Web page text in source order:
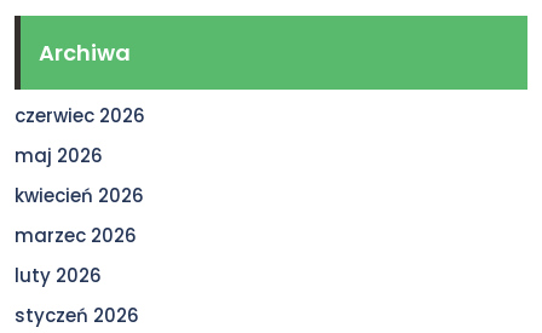
Archiwa
czerwiec 2026
maj 2026
kwiecień 2026
marzec 2026
luty 2026
styczeń 2026